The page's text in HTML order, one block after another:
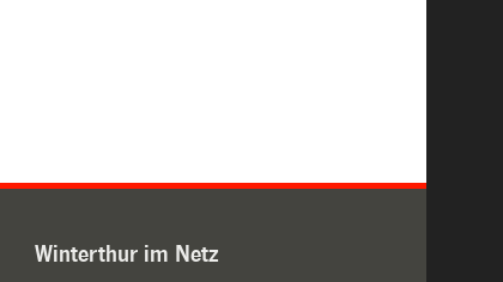
Winterthur im Netz